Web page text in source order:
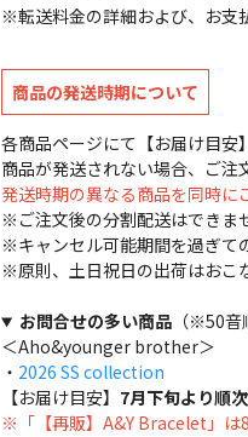
※転送料金の詳細および、お支
商品の発送時期について
各商品ページにて【お届け目安
商品が発送されない場合、ご注
発送時期の異なる商品を同時に
※ご注文後の分割配送はできま
※キャンセル可能期間を過ぎて
※原則、土日祝日の出荷はおこ
お問合せの多い商品（※50音
＜Aho&younger brother＞
・ 2026 SS collection
【お届け目安】 7月下旬より順
※「【再販】A&Y Bracelet」は